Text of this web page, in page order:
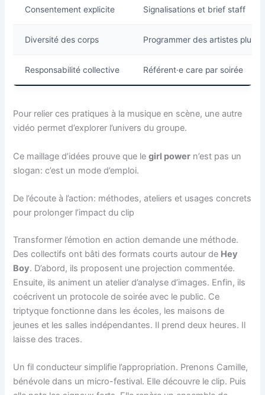
Consentement explicite Signalisations et brief staff
Diversité des corps Programmer des artistes
Responsabilité collective Référent·e care par soirée
Pour relier ces pratiques à la musique en scène, une autre
vidéo permet d’explorer l’univers du groupe.
Ce maillage d’idées prouve que legirl power n’est pas un
slogan: c’est un mode d’emploi.
De l’écoute à l’action: méthodes, ateliers et usages concrets
pour prolonger l’impact du clip
Transformer l’émotion en action demande une méthode.
Des collectifs ont bâti des formats courts autour de Hey
Boy. D’abord, ils proposent une projection commentée.
Ensuite, ils animent un atelier d’analyse d’images. Enfin, ils
coécrivent un protocole de soirée avec le public. Ce
triptyque fonctionne dans les écoles, les maisons de
jeunes et les salles indépendantes. Il prend deux heures. Il
laisse des traces.
Un fil conducteur simplifie l’appropriation. Prenons Camille,
bénévole dans un micro-festival. Elle découvre le clip. Puis